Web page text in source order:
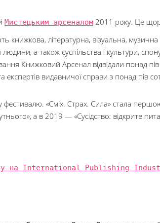
Мистецьким арсеналом 2011 року. Це
книжкова, літературна, візуальна,
а також суспільства і культури,
Книжковий Арсенал відвідали понад пів
видавничої справи з понад пів
«Сміх. Страх. Сила» стала
а в 2019 — «Сусідство: відкрите
на International Publishing